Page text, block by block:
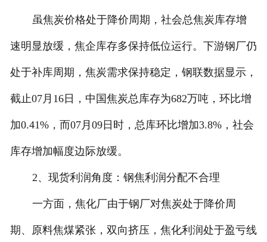
虽焦炭价格处于降价周期，社会总焦炭库存增
速明显放缓，焦企库存多保持低位运行。下游钢厂仍
处于补库周期，焦炭需求保持稳定，钢联数据显示，
截止07月16日，中国焦炭总库存为682万吨，环比增
加0.41%，而07月09日时，总库环比增加3.8%，社会
库存增加幅度边际放缓。
2、现货利润角度：钢焦利润分配不合理
一方面，焦化厂由于钢厂对焦炭处于降价周
期、原料焦煤紧张，双向挤压，焦化利润处于盈亏线